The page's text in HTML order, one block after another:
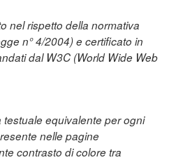
nel rispetto della normativa
n° 4/2004) e certificato in
dal W3C (World Wide Web
equivalente per ogni
nelle pagine
contrasto di colore tra